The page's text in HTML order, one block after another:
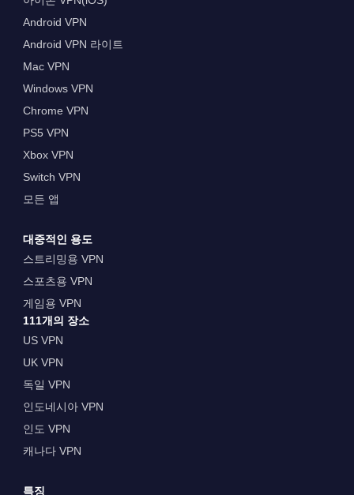
Android VPN
Android VPN 라이트
Mac VPN
Windows VPN
Chrome VPN
PS5 VPN
Xbox VPN
Switch VPN
모든 앱
대중적인 용도
스트리밍용 VPN
스포츠용 VPN
게임용 VPN
111개의 장소
US VPN
UK VPN
독일 VPN
인도네시아 VPN
인도 VPN
캐나다 VPN
특징